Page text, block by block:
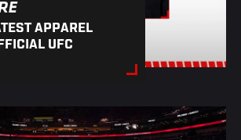
APPAREL
UFC